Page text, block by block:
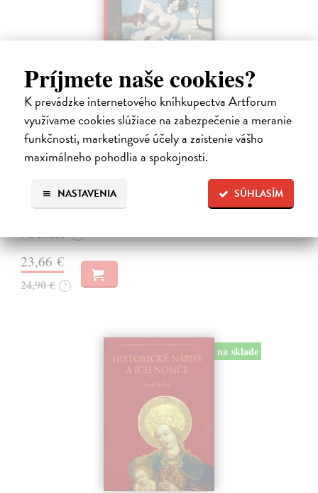
Príjmete naše cookies?
K prevádzke internetového kníhkupectva Artforum
využívame cookies slúžiace na zabezpečenie a meranie
funkčnosti, marketingové účely a zaistenie vášho
maximálneho pohodlia a spokojnosti.
SÚHLASÍM
NASTAVENIA
Studne mútne
Getting Peter| Kniha
pomenovali po nich ulice, majú svoje nespochybniteľné miesto v
lexikónoch literatúry aj učebniciach, slovenské moderné umenie sa
Na sklade ?
23,66 €
24,90 € ?
na sklade